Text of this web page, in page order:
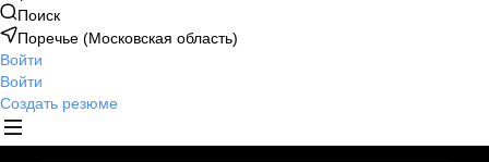
Поиск
Поречье (Московская область)
Войти
Войти
Создать резюме